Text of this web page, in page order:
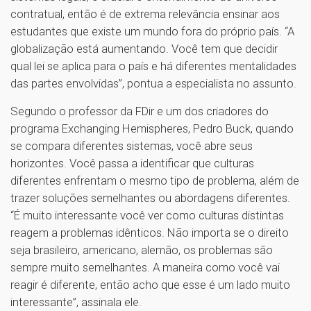
contratual, então é de extrema relevância ensinar aos
estudantes que existe um mundo fora do próprio país. “A
globalização está aumentando. Você tem que decidir
qual lei se aplica para o país e há diferentes mentalidades
das partes envolvidas”, pontua a especialista no assunto.
Segundo o professor da FDir e um dos criadores do
programa Exchanging Hemispheres, Pedro Buck, quando
se compara diferentes sistemas, você abre seus
horizontes. Você passa a identificar que culturas
diferentes enfrentam o mesmo tipo de problema, além de
trazer soluções semelhantes ou abordagens diferentes.
“É muito interessante você ver como culturas distintas
reagem a problemas idênticos. Não importa se o direito
seja brasileiro, americano, alemão, os problemas são
sempre muito semelhantes. A maneira como você vai
reagir é diferente, então acho que esse é um lado muito
interessante”, assinala ele.